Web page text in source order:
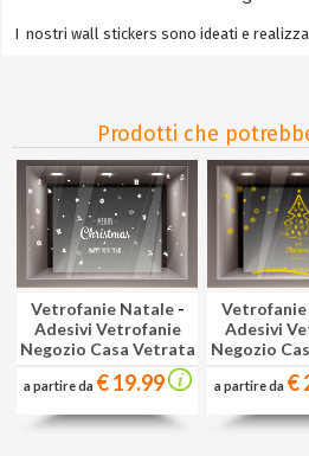
I nostri wall stickers sono ideati e
Prodotti che
Vetrofanie Natale -
Adesivi Vetrofanie
Negozio Casa Vetrata
a partire da € 19.99
Adesivi
Negozio
a partire da €